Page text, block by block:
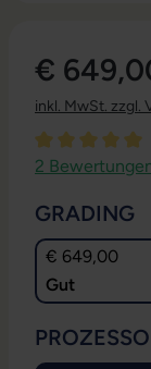
€
inkl. MwSt. zzgl.
2
GRADING
€ 649,00
Gut